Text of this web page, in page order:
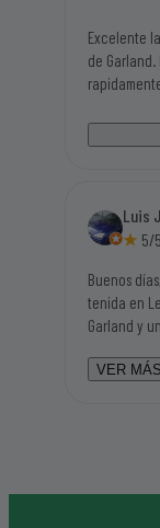
Excelente
de
rapidamente y
Luis
5/
Buenos
tenida en
Garland y
atendidos
VER MÁS